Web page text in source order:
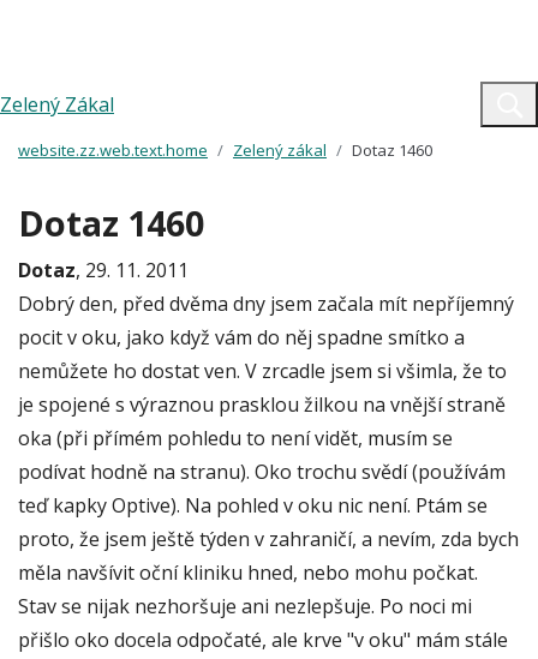
Zelený Zákal
website.zz.web.text.home Zelený zákal Dotaz 1460
Dotaz 1460
Dotaz, 29. 11. 2011
Dobrý den, před dvěma dny jsem začala mít nepříjemný
pocit v oku, jako když vám do něj spadne smítko a
nemůžete ho dostat ven. V zrcadle jsem si všimla, že to
je spojené s výraznou prasklou žilkou na vnější straně
oka (při přímém pohledu to není vidět, musím se
podívat hodně na stranu). Oko trochu svědí (používám
teď kapky Optive). Na pohled v oku nic není. Ptám se
proto, že jsem ještě týden v zahraničí, a nevím, zda bych
měla navšívit oční kliniku hned, nebo mohu počkat.
Stav se nijak nezhoršuje ani nezlepšuje. Po noci mi
přišlo oko docela odpočaté, ale krve "v oku" mám stále